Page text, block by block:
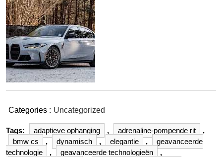
Categories : Uncategorized
Tags: adaptieve ophanging , adrenaline-pompende rit
,
bmw cs
, dynamisch , elegantie ,
geavanceerde
technologie
, geavanceerde technologieën
,